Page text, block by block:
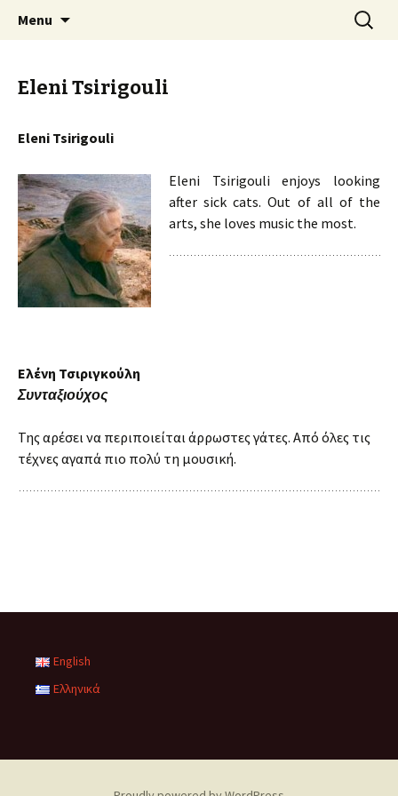
Spiza
An Artistic Society from Athens, Greece
Menu
Search
for:
Eleni Tsirigouli
Eleni Tsirigouli
Eleni Tsirigouli enjoys looking
after sick cats. Out of all of the
arts, she loves music the most.
Ελένη Τσιριγκούλη
Συνταξιούχος
Της αρέσει να περιποιείται άρρωστες γάτες. Από όλες τις
τέχνες αγαπά πιο πολύ τη μουσική.
English
Ελληνικά